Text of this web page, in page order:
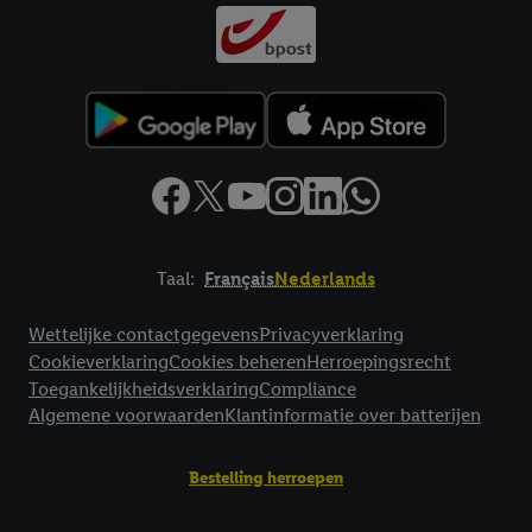
Taal: FrançaisNederlands
Wettelijke contactgegevensPrivacyverklaring
CookieverklaringCookies beherenHerroepingsrecht
ToegankelijkheidsverklaringCompliance
Algemene voorwaardenKlantinformatie over batterijen
Bestelling herroepen